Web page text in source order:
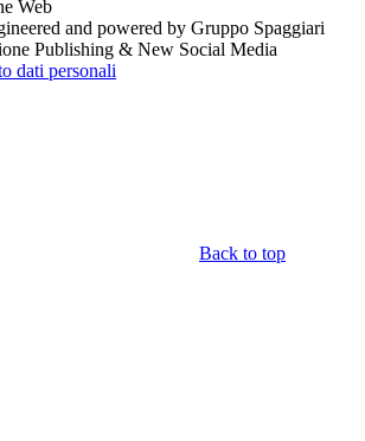
and powered by Gruppo Spaggiari
Publishing & New Social Media
dati personali
Back to top